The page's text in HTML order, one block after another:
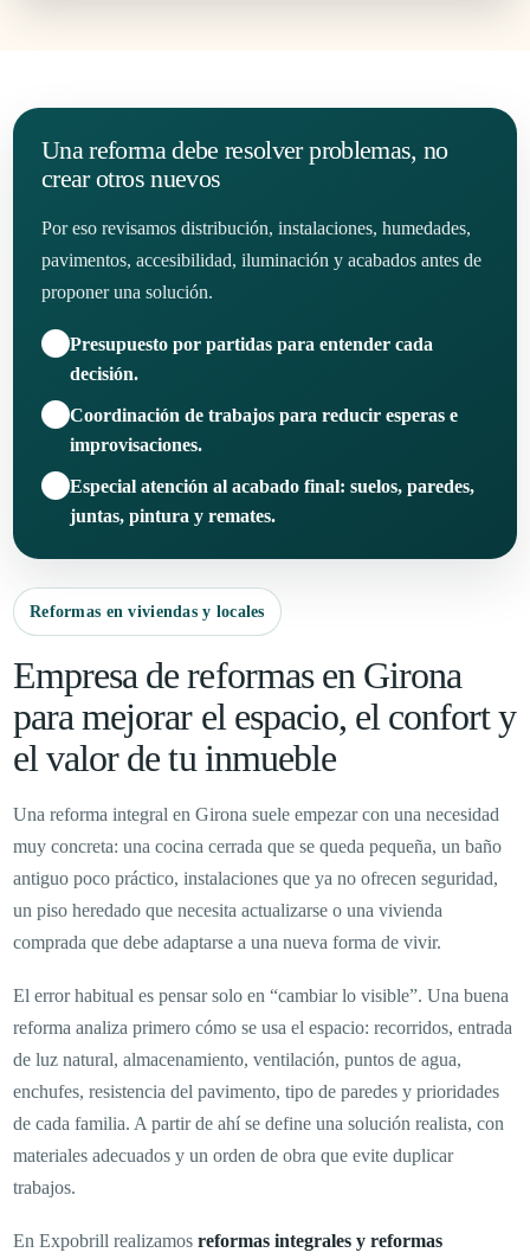
Una reforma debe resolver problemas, no
crear otros nuevos
Por eso revisamos distribución, instalaciones, humedades,
pavimentos, accesibilidad, iluminación y acabados antes de
proponer una solución.
✓ Presupuesto por partidas para entender cada
decisión.
✓ Coordinación de trabajos para reducir esperas e
improvisaciones.
✓ Especial atención al acabado final: suelos, paredes,
juntas, pintura y remates.
Reformas en viviendas y locales
Empresa de reformas en Girona
para mejorar el espacio, el confort y
el valor de tu inmueble
Una reforma integral en Girona suele empezar con una necesidad
muy concreta: una cocina cerrada que se queda pequeña, un baño
antiguo poco práctico, instalaciones que ya no ofrecen seguridad,
un piso heredado que necesita actualizarse o una vivienda
comprada que debe adaptarse a una nueva forma de vivir.
El error habitual es pensar solo en “cambiar lo visible”. Una buena
reforma analiza primero cómo se usa el espacio: recorridos, entrada
de luz natural, almacenamiento, ventilación, puntos de agua,
enchufes, resistencia del pavimento, tipo de paredes y prioridades
de cada familia. A partir de ahí se define una solución realista, con
materiales adecuados y un orden de obra que evite duplicar
trabajos.
En Expobrill realizamos reformas integrales y reformas